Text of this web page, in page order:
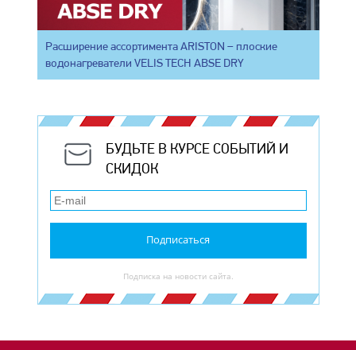
Расширение ассортимента ARISTON – плоские
водонагреватели VELIS TECH ABSE DRY
БУДЬТЕ В КУРСЕ СОБЫТИЙ И
СКИДОК
Подписаться
Подписка на новости сайта.